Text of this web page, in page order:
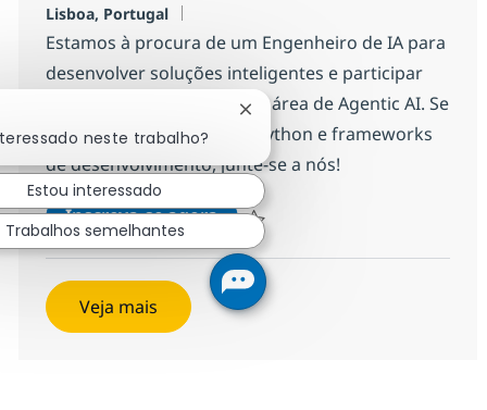
Localização
Lisboa, Portugal
Estamos à procura de um Engenheiro de IA para
desenvolver soluções inteligentes e participar
em projetos inovadores na área de Agentic AI. Se
você tem experiência em Python e frameworks
de desenvolvimento, junte-se a nós!
Inscreva-se agoraAI Engineer
Salvar AI Engineer 1344c9e7229dd70
Veja mais
neste trabalho?
Fechar notificação de chatbot
Estou interessado
Trabalhos semelhantes